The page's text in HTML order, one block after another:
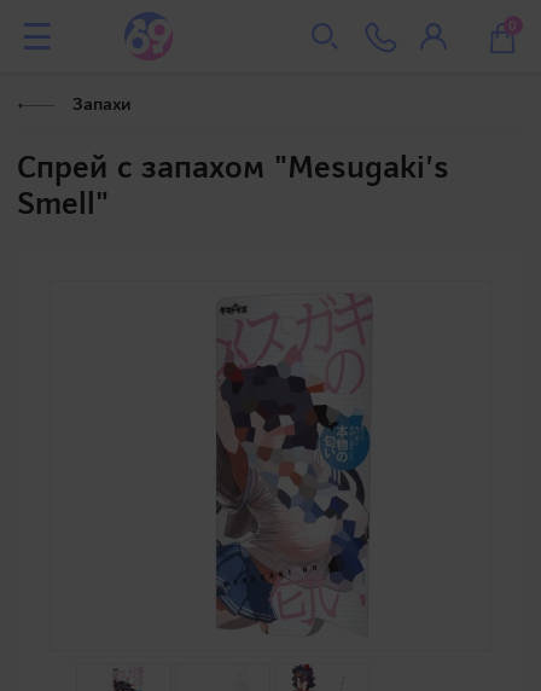
0
Запахи
Спрей с запахом "Mesugaki’s
Smell"